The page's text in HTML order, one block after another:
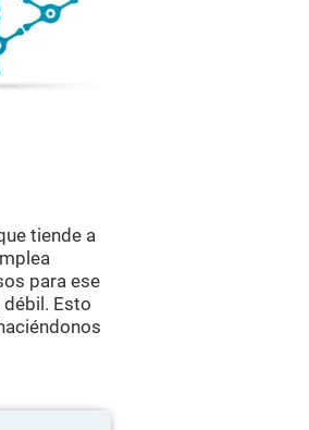
tiende a
para ese
débil. Esto